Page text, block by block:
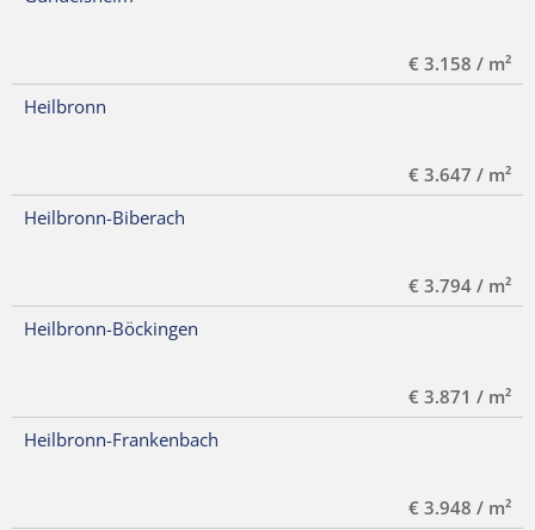
€ 3.158 / m²
Heilbronn
€ 3.647 / m²
Heilbronn-Biberach
€ 3.794 / m²
Heilbronn-Böckingen
€ 3.871 / m²
Heilbronn-Frankenbach
€ 3.948 / m²